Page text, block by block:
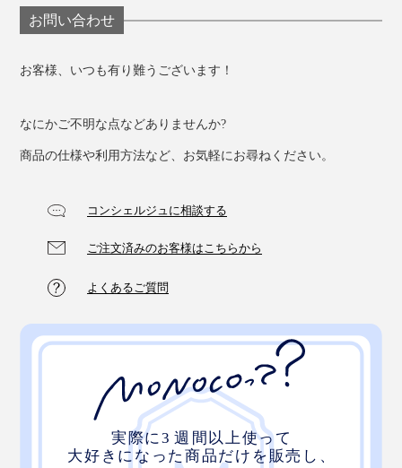
きな場所にナイフを挿し込めます。
蓋の取り外しも簡単にできるので、丸ごと洗浄できてと
ても衛生的です。
お問い合わせ
お客様、いつも有り難うございます！
なにかご不明な点などありませんか?
商品の仕様や利用方法など、お気軽にお尋ねください。
コンシェルジュに相談する
ご注文済みのお客様はこちらから
よくあるご質問